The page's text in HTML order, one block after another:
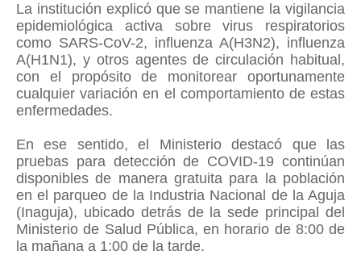
La institución explicó que se mantiene la vigilancia
epidemiológica activa sobre virus respiratorios
como SARS-CoV-2, influenza A(H3N2), influenza
A(H1N1), y otros agentes de circulación habitual,
con el propósito de monitorear oportunamente
cualquier variación en el comportamiento de estas
enfermedades.
En ese sentido, el Ministerio destacó que las
pruebas para detección de COVID-19 continúan
disponibles de manera gratuita para la población
en el parqueo de la Industria Nacional de la Aguja
(Inaguja), ubicado detrás de la sede principal del
Ministerio de Salud Pública, en horario de 8:00 de
la mañana a 1:00 de la tarde.